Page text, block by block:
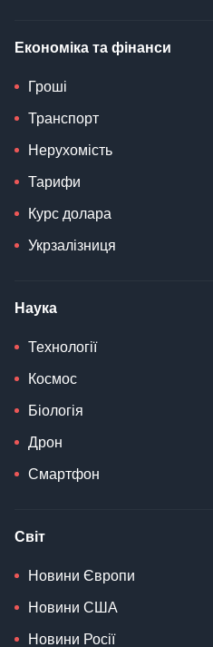
Економіка та фінанси
Гроші
Транспорт
Нерухомість
Тарифи
Курс долара
Укрзалізниця
Наука
Технології
Космос
Біологія
Дрон
Смартфон
Світ
Новини Європи
Новини США
Новини Росії